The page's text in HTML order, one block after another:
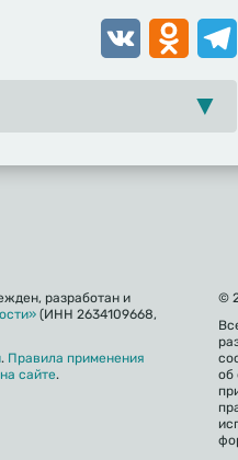
VK
разработан и
(ИНН 2634109668,
. Правила применения
сайте.
©
об